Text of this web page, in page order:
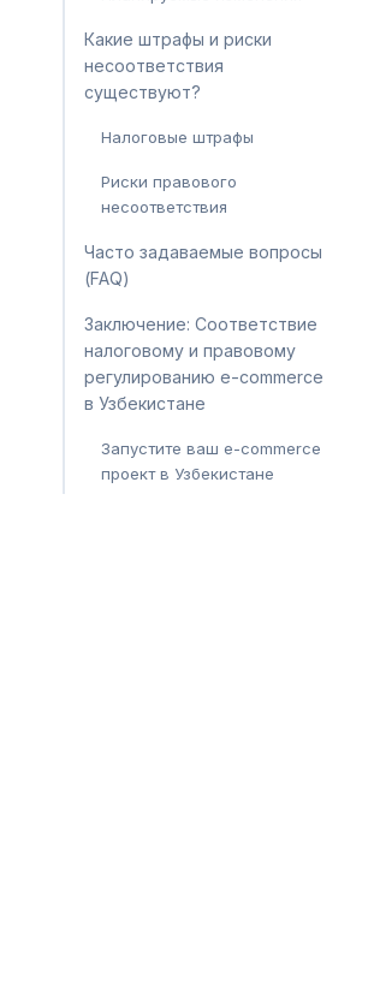
Какие штрафы и риски
несоответствия
существуют?
Налоговые штрафы
Риски правового
несоответствия
Часто задаваемые вопросы
(FAQ)
Заключение: Соответствие
налоговому и правовому
регулированию e-commerce
в Узбекистане
Запустите ваш e-commerce
проект в Узбекистане